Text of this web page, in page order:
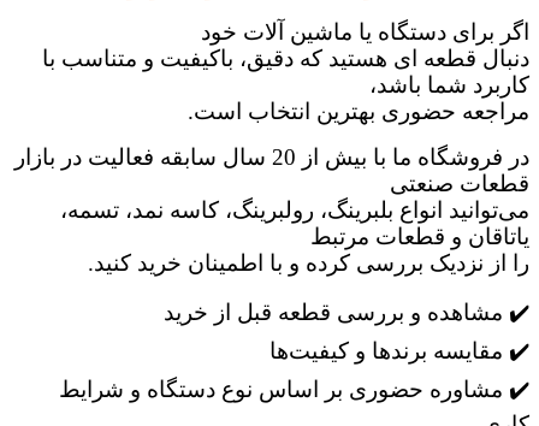
اگر برای دستگاه یا ماشین آلات خود
دنبال قطعه ای هستید که دقیق، باکیفیت و متناسب با
کاربرد شما باشد،
مراجعه حضوری بهترین انتخاب است.
در فروشگاه ما با بیش از 20 سال سابقه فعالیت در بازار
قطعات صنعتی
می‌توانید انواع بلبرینگ، رولبرینگ، کاسه نمد، تسمه،
یاتاقان و قطعات مرتبط
را از نزدیک بررسی کرده و با اطمینان خرید کنید.
✔️ مشاهده و بررسی قطعه قبل از خرید
✔️ مقایسه برندها و کیفیت‌ها
✔️ مشاوره حضوری بر اساس نوع دستگاه و شرایط